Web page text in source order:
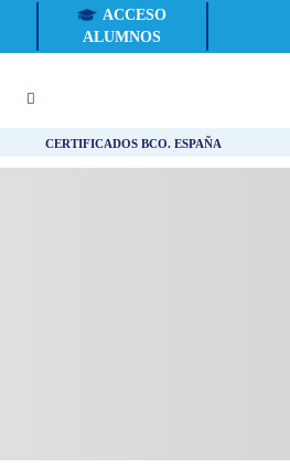
ACCESO
ALUMNOS
CERTIFICADOS BCO. ESPAÑA